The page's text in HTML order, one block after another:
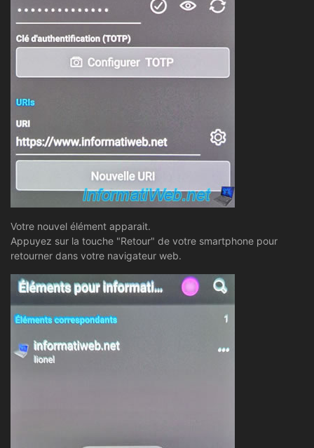
Votre nouvel élément apparait.
Appuyez sur la touche "Retour" de votre smartphone pour
retourner dans votre navigateur web.